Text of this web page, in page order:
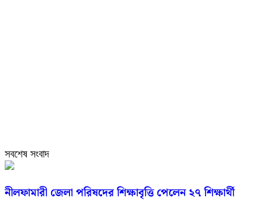
সবশেষ সংবাদ
নীলফামারী জেলা পরিষদের শিক্ষাবৃত্তি পেলেন ২৭ শিক্ষার্থী